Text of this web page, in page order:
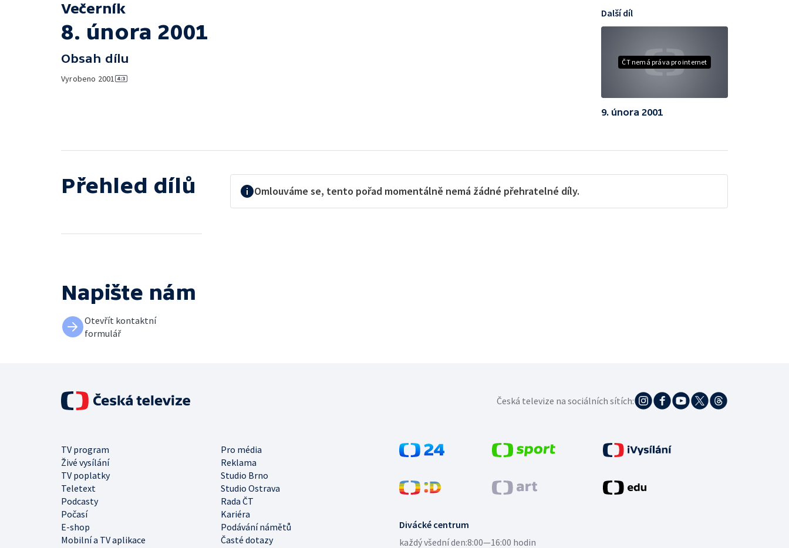
Večerník
8. února 2001
Obsah dílu
Vyrobeno 2001
ČT nemá práva pro internet
Další díl
9. února 2001
Přehled dílů Omlouváme se, tento pořad momentálně nemá žádné přehratelné díly.
Napište nám
Otevřít kontaktní
formulář
Divácké centrum
každý všední den:8:00—16:00 hodin
TV program
Pro média
Živé vysílání
Reklama
TV poplatky
Studio Brno
Teletext
Studio Ostrava
Podcasty
Rada ČT
Počasí
Kariéra
E-shop
Podávání námětů
Mobilní a TV aplikace
Časté dotazy
Česká televize na sociálních sítích: